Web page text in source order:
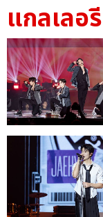
แกลเลอรี